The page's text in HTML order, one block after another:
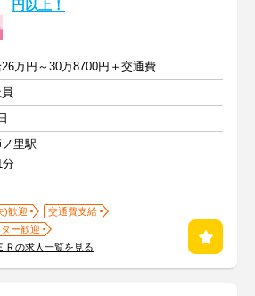
円以上！
26万円～30万8700円＋交通費
里駅
分
)歓迎
交通費支給
ー歓迎
の求人一覧を見る